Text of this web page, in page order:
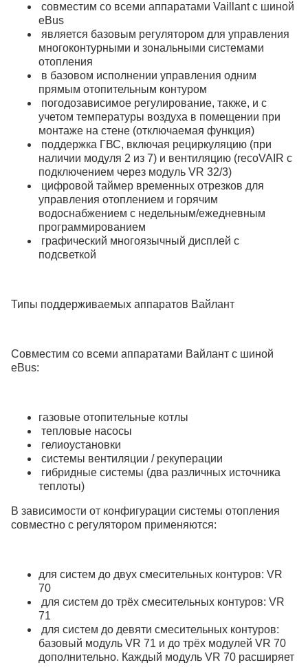
совместим со всеми аппаратами Vaillant с шиной
eBus
является базовым регулятором для управления
многоконтурными и зональными системами
отопления
в базовом исполнении управления одним
прямым отопительным контуром
погодозависимое регулирование, также, и с
учетом температуры воздуха в помещении при
монтаже на стене (отключаемая функция)
поддержка ГВС, включая рециркуляцию (при
наличии модуля 2 из 7) и вентиляцию (recoVAIR с
подключением через модуль VR 32/3)
цифровой таймер временных отрезков для
управления отоплением и горячим
водоснабжением с недельным/ежедневным
программированием
графический многоязычный дисплей с
подсветкой
Типы поддерживаемых аппаратов Вайлант
Совместим со всеми аппаратами Вайлант с шиной
eBus:
газовые отопительные котлы
тепловые насосы
гелиоустановки
системы вентиляции / рекуперации
гибридные системы (два различных источника
теплоты)
В зависимости от конфигурации системы отопления
совместно с регулятором применяются:
для систем до двух смесительных контуров: VR
70
для систем до трёх смесительных контуров: VR
71
для систем до девяти смесительных контуров:
базовый модуль VR 71 и до трёх модулей VR 70
дополнительно. Каждый модуль VR 70 расширяет